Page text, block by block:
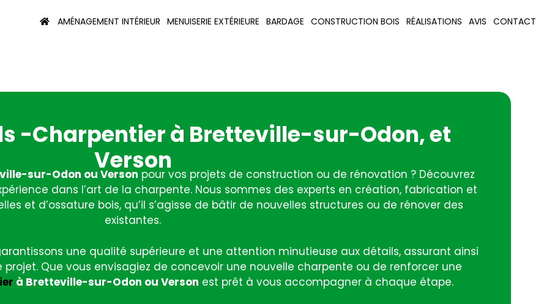
AMÉNAGEMENT INTÉRIEUR MENUISERIE EXTÉRIEURE BARDAGE CONSTRUCTION BOIS RÉALISATIONS AVIS CONTACT
-Charpentier à Bretteville-sur-Odon, et
Verson
sur-Odon ou Verson pour vos projets de construction ou de rénovation ? Découvrez
dans l’art de la charpente. Nous sommes des experts en création, fabrication et
et d’ossature bois, qu’il s’agisse de bâtir de nouvelles structures ou de rénover des
existantes.
une qualité supérieure et une attention minutieuse aux détails, assurant ainsi
Que vous envisagiez de concevoir une nouvelle charpente ou de renforcer une
à Bretteville-sur-Odon ou Verson est prêt à vous accompagner à chaque étape.